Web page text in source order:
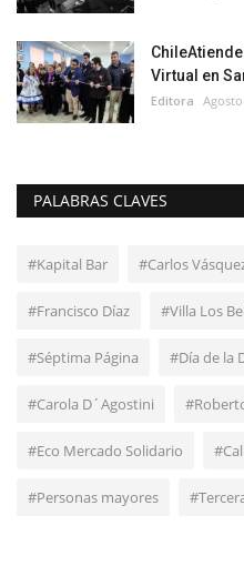
Virtual en
Editora
PALABRAS CLAVES
#Kapital Bar #Carlos
#Francisco Díaz #Villa Los
#Séptima Página #Día de la
#Carola D´Agostini
#Eco Mercado Solidario
#Personas mayores